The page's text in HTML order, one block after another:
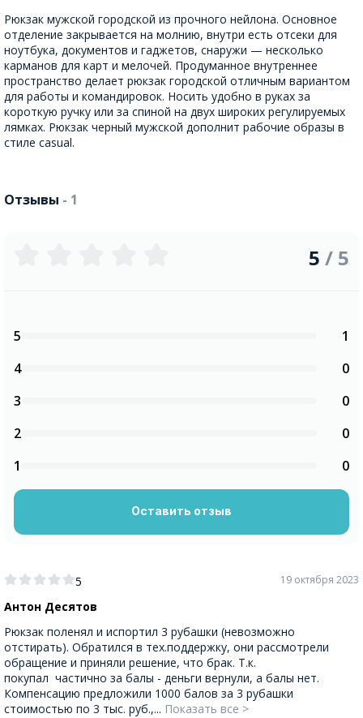
Рюкзак мужской городской из прочного нейлона. Основное
отделение закрывается на молнию, внутри есть отсеки для
ноутбука, документов и гаджетов, снаружи — несколько
карманов для карт и мелочей. Продуманное внутреннее
пространство делает рюкзак городской отличным вариантом
для работы и командировок. Носить удобно в руках за
короткую ручку или за спиной на двух широких регулируемых
лямках. Рюкзак черный мужской дополнит рабочие образы в
стиле casual.
Отзывы - 1
5
Антон Десятов
19 октября 2023
Рюкзак поленял и испортил 3 рубашки (невозможно
отстирать). Обратился в тех.поддержку, они рассмотрели
обращение и приняли решение, что брак. Т.к.
покупал частично за балы - деньги вернули, а балы нет.
Компенсацию предложили 1000 балов за 3 рубашки
стоимостью по 3 тыс. руб.,... Показать все >
5 / 5
5
1
4
0
3
0
2
0
1
0
Оставить отзыв